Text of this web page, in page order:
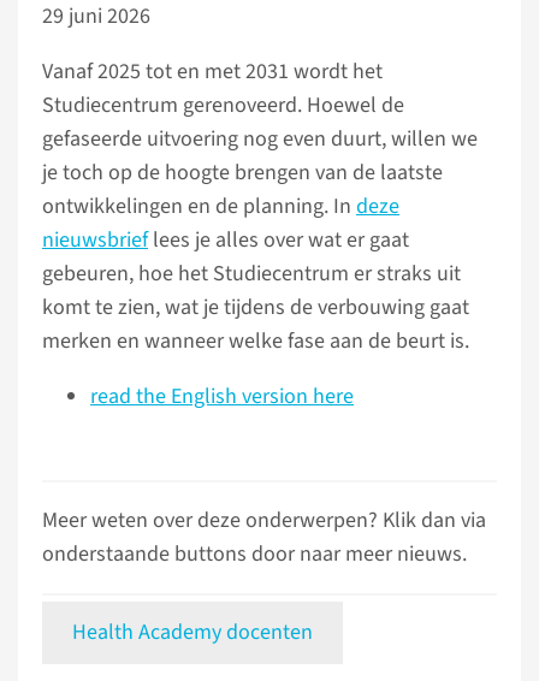
29 juni 2026
Vanaf 2025 tot en met 2031 wordt het
Studiecentrum gerenoveerd. Hoewel de
gefaseerde uitvoering nog even duurt, willen we
je toch op de hoogte brengen van de laatste
ontwikkelingen en de planning. In deze
nieuwsbrieflees je alles over wat er gaat
gebeuren, hoe het Studiecentrum er straks uit
komt te zien, wat je tijdens de verbouwing gaat
merken en wanneer welke fase aan de beurt is.
read the English version here
Meer weten over deze onderwerpen? Klik dan via
onderstaande buttons door naar meer nieuws.
Health Academy docenten